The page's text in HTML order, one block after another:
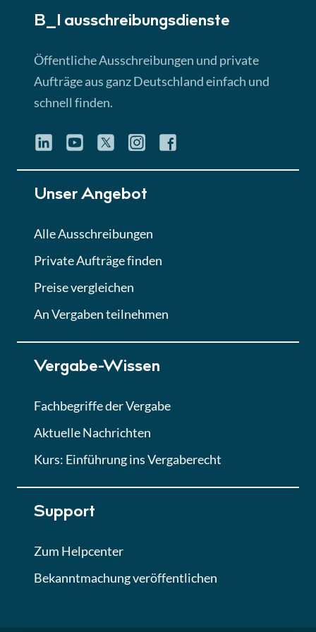
Lektion 3
► 4:31 Min
Quiz
Eignung im Vergabeverfahren
Lektion 6
Abgabe von Angeboten
Lektion
Lektion 7
Finales Quiz
B_I ausschreibungs­dienste
Öffentliche Ausschreibungen und private
Aufträge aus ganz Deutschland einfach und
schnell finden.
Unser Angebot
Alle Ausschreibungen
Private Aufträge finden
Preise vergleichen
An Vergaben teilnehmen
Vergabe-Wissen
Fachbegriffe der Vergabe
Aktuelle Nachrichten
Kurs: Einführung ins Vergaberecht
Support
Zum Helpcenter
Bekanntmachung veröffentlichen